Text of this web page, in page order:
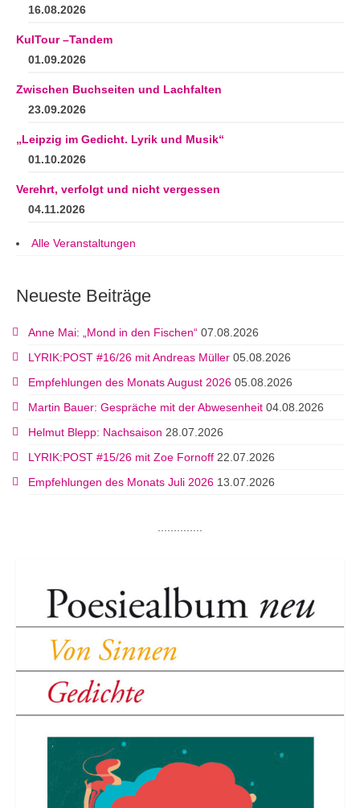
16.08.2026
KulTour –Tandem
01.09.2026
Zwischen Buchseiten und Lachfalten
23.09.2026
„Leipzig im Gedicht. Lyrik und Musik“
01.10.2026
Verehrt, verfolgt und nicht vergessen
04.11.2026
Alle Veranstaltungen
Neueste Beiträge
Anne Mai: „Mond in den Fischen“ 07.08.2026
LYRIK:POST #16/26 mit Andreas Müller 05.08.2026
Empfehlungen des Monats August 2026 05.08.2026
Martin Bauer: Gespräche mit der Abwesenheit 04.08.2026
Helmut Blepp: Nachsaison 28.07.2026
LYRIK:POST #15/26 mit Zoe Fornoff 22.07.2026
Empfehlungen des Monats Juli 2026 13.07.2026